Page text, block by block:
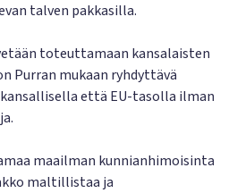
talven pakkasilla.
toteuttamaan kansalaisten
Purran mukaan ryhdyttävä
että EU-tasolla ilman
maailman kunnianhimoisinta
maltillistaa ja